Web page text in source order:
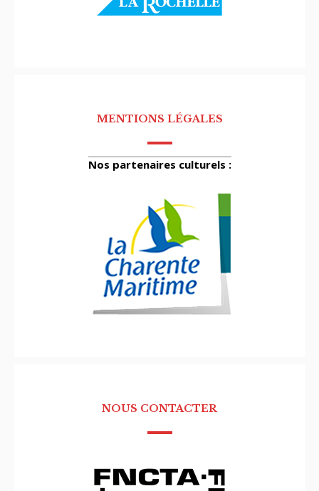
MENTIONS LÉGALES
Nos partenaires culturels :
NOUS CONTACTER